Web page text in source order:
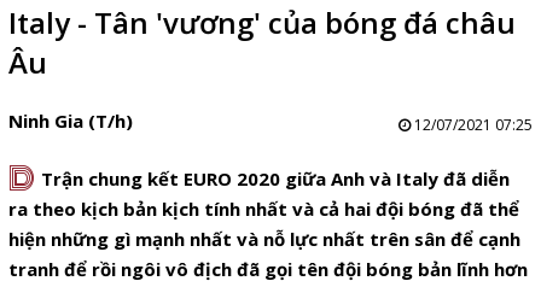
Italy - Tân 'vương' của bóng đá châu
Âu
Ninh Gia (T/h) 12/07/2021 07:25
D Trận chung kết EURO 2020 giữa Anh và Italy đã diễn
ra theo kịch bản kịch tính nhất và cả hai đội bóng đã thể
hiện những gì mạnh nhất và nỗ lực nhất trên sân để cạnh
tranh để rồi ngôi vô địch đã gọi tên đội bóng bản lĩnh hơn